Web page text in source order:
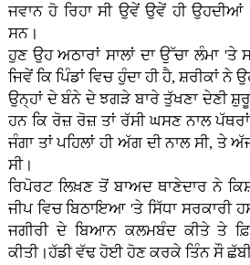
ਜਵਾਨ ਹੋ ਰਿਹਾ ਸੀ ਉਵੇਂ ਉਵੇਂ ਹੀ
ਸਨ।
ਹੁਣ ਉਹ ਅਠਾਰਾਂ ਸਾਲਾਂ ਦਾ ਉੱਚਾ ਲੰਮਾ 'ਤੇ
ਜਿਵੇਂ ਕਿ ਪਿੰਡਾਂ ਵਿਚ ਹੁੰਦਾ ਹੀ ਹੈ, ਸ਼ਰੀਕਾਂ
ਉਨ੍ਹਾਂ ਦੇ ਬੰਨੇ ਦੇ ਝਗੜੇ ਬਾਰੇ ਤੁੱਖਣਾ ਦੇਣੀ
ਹਨ ਕਿ ਰੋਜ਼ ਰੋਜ਼ ਤਾਂ ਰੱਸੀ ਘਸਣ ਨਾਲ
ਜੰਗਾ ਤਾਂ ਪਹਿਲਾਂ ਹੀ ਅੱਗ ਦੀ ਨਾਲ ਸੀ, ਤੇ
ਸੀ।
ਰਿਪੋਰਟ ਲਿਖ਼ਣ ਤੋਂ ਬਾਅਦ ਥਾਣੇਦਾਰ ਨੇ
ਜੀਪ ਵਿਚ ਬਿਠਾਇਆ 'ਤੇ ਸਿੱਧਾ ਸਰਕਾਰੀ
ਜਗੀਰੀ ਦੇ ਬਿਆਨ ਕਲਮਬੰਦ ਕੀਤੇ ਤੇ
ਕੀਤੀ।ਹੱਡੀ ਵੱਢ ਹੋਈ ਹੋਣ ਕਰਕੇ ਤਿੰਨ ਸੌ